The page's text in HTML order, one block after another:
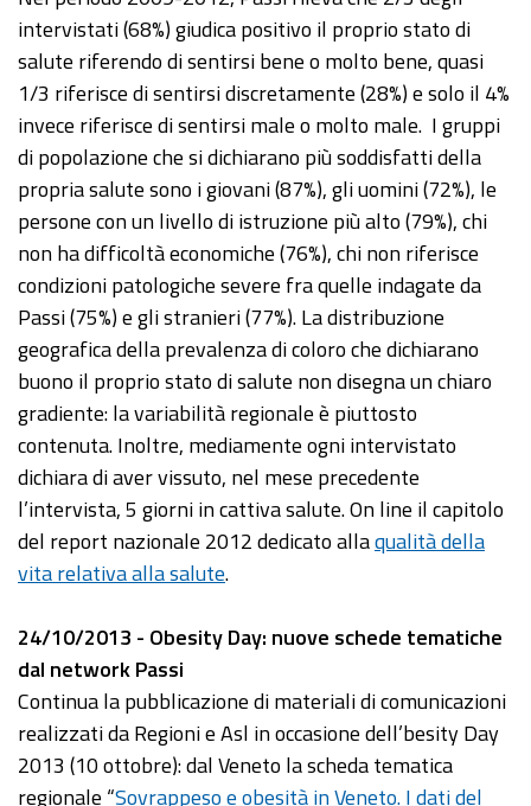
intervistati (68%) giudica positivo il proprio stato di
salute riferendo di sentirsi bene o molto bene, quasi
1/3 riferisce di sentirsi discretamente (28%) e solo il 4%
invece riferisce di sentirsi male o molto male. I gruppi
di popolazione che si dichiarano più soddisfatti della
propria salute sono i giovani (87%), gli uomini (72%), le
persone con un livello di istruzione più alto (79%), chi
non ha difficoltà economiche (76%), chi non riferisce
condizioni patologiche severe fra quelle indagate da
Passi (75%) e gli stranieri (77%). La distribuzione
geografica della prevalenza di coloro che dichiarano
buono il proprio stato di salute non disegna un chiaro
gradiente: la variabilità regionale è piuttosto
contenuta. Inoltre, mediamente ogni intervistato
dichiara di aver vissuto, nel mese precedente
l’intervista, 5 giorni in cattiva salute. On line il capitolo
del report nazionale 2012 dedicato allaqualità della
vita relativa alla salute.
24/10/2013 - Obesity Day: nuove schede tematiche
dal network Passi
Continua la pubblicazione di materiali di comunicazioni
realizzati da Regioni e Asl in occasione dell’besity Day
2013 (10 ottobre): dal Veneto la scheda tematica
regionale “Sovrappeso e obesità in Veneto. I dati del